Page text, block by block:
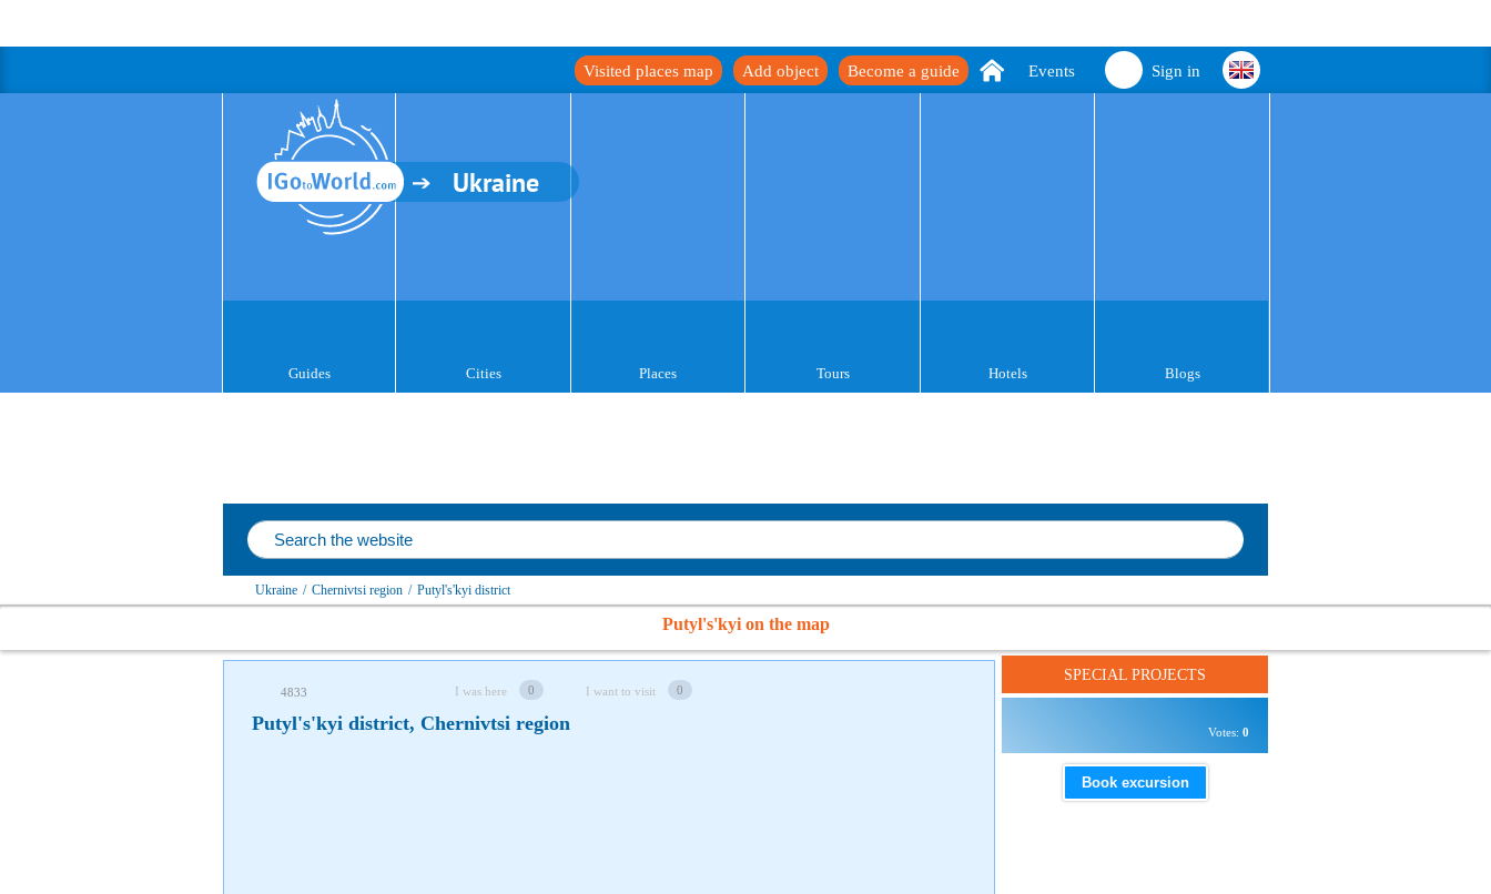
Sign in
Events
Become a guide
Add object
Visited places map
Ukraine
Guides Cities Places Tours Hotels Blogs
Ukraine / Chernivtsi region / Putyl's'kyi district
Putyl's'kyi on the map
4833 I was here 0 I want to visit 0
Putyl's'kyi district, Chernivtsi region
SPECIAL PROJECTS
Votes: 0
Book excursion